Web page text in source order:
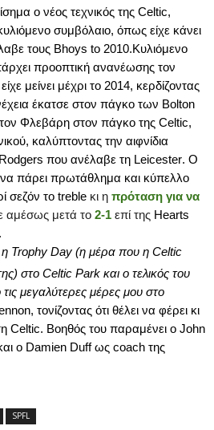
ο νέος τεχνικός της Celtic,
συμβόλαιο, όπως είχε κάνει
τους Bhoys to2010.Kυλιόμενο
προοπτική ανανέωσης τον
μείνει μέχρι το 2014, κερδίζοντας
έκατσε στον πάγκο των Bolton
Φλεβάρη στον πάγκο της Celtic,
καλύπτοντας την αιφνίδια
Rodgers που ανέλαβε τη Leicester. Ο
να πάρει πρωτάθλημα και κύπελλο
σεζόν το trebleκι η πρόταση για να
αμέσως μετά το 2-1επί της Hearts
Trophy Day(η μέρα που η Celtic
στο Celtic Parkκαι ο τελικός του
μεγαλύτερες μέρες μου στο
, τονίζοντας ότι θέλει να φέρει κι
Celtic. Boηθός του παραμένει ο John
ο Damien Duff ως coachτης
SPFL